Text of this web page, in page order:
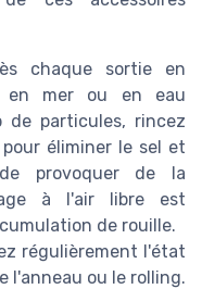
chaque sortie en
en mer ou en eau
de particules, rincez
éliminer le sel et
provoquer de la
à l'air libre est
de rouille.
régulièrement l'état
l'anneau ou le rolling.